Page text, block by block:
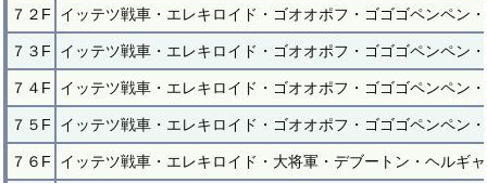
７２F イッテツ戦車・エレキロイド・ゴオオポフ・ゴゴゴペンペン
７３F イッテツ戦車・エレキロイド・ゴオオポフ・ゴゴゴペンペン
７４F イッテツ戦車・エレキロイド・ゴオオポフ・ゴゴゴペンペン
７５F イッテツ戦車・エレキロイド・ゴオオポフ・ゴゴゴペンペン
７６F イッテツ戦車・エレキロイド・大将軍・デブートン・ヘルギ